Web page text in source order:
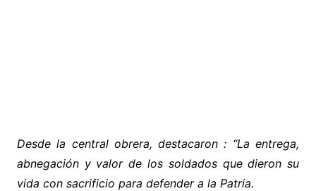
Desde la central obrera, destacaron : “La entrega,
abnegación y valor de los soldados que dieron su
vida con sacrificio para defender a la Patria.